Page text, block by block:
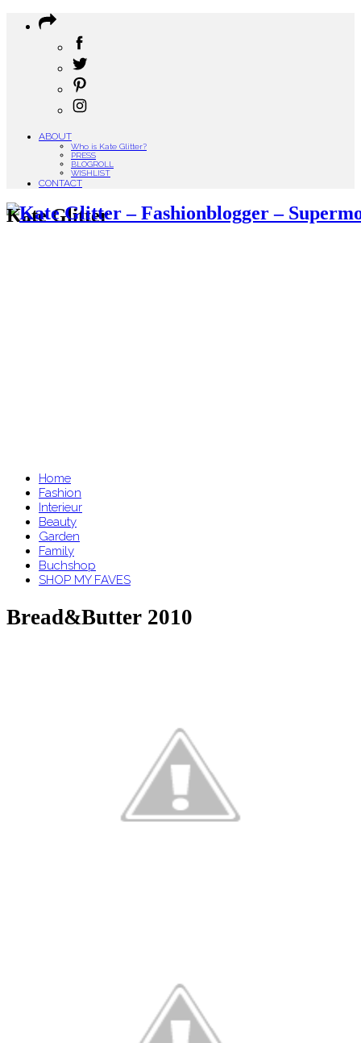
ABOUT
Who is Kate Glitter?
PRESS
BLOGROLL
WISHLIST
CONTACT
Kate Glitter
Home
Fashion
Interieur
Beauty
Garden
Family
Buchshop
SHOP MY FAVES
Bread&Butter 2010